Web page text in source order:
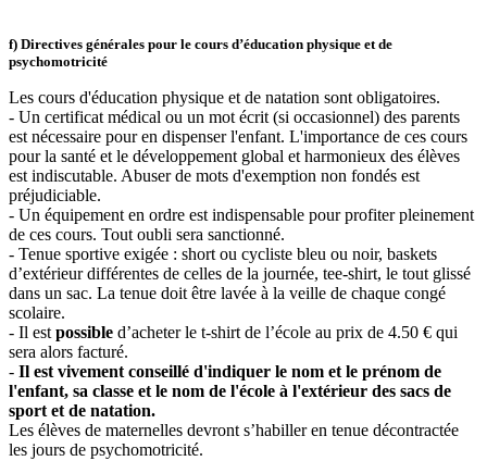
f) Directives générales pour le cours d’éducation physique et de
psychomotricité
Les cours d'éducation physique et de natation sont obligatoires.
- Un certificat médical ou un mot écrit (si occasionnel) des parents
est nécessaire pour en dispenser l'enfant. L'importance de ces cours
pour la santé et le développement global et harmonieux des élèves
est indiscutable. Abuser de mots d'exemption non fondés est
préjudiciable.
- Un équipement en ordre est indispensable pour profiter pleinement
de ces cours. Tout oubli sera sanctionné.
- Tenue sportive exigée : short ou cycliste bleu ou noir, baskets
d’extérieur différentes de celles de la journée, tee-shirt, le tout glissé
dans un sac. La tenue doit être lavée à la veille de chaque congé
scolaire.
- Il est possible d’acheter le t-shirt de l’école au prix de 4.50 € qui
sera alors facturé.
- Il est vivement conseillé d'indiquer le nom et le prénom de
l'enfant, sa classe et le nom de l'école à l'extérieur des sacs de
sport et de natation.
Les élèves de maternelles devront s’habiller en tenue décontractée
les jours de psychomotricité.